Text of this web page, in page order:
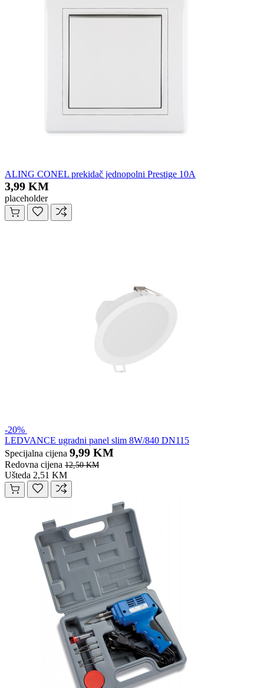
ALING CONEL prekidač jednopolni Prestige 10A
3,99 KM
placeholder
-20%
LEDVANCE ugradni panel slim 8W/840 DN115
Specijalna cijena 9,99 KM
Redovna cijena 12,50 KM
Ušteda 2,51 KM